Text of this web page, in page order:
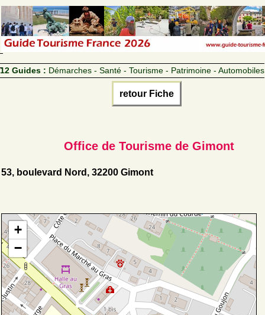
12 Guides : Démarches - Santé - Tourisme - Patrimoine - Automobiles
retour Fiche
Office de Tourisme de Gimont
53, boulevard Nord, 32200 Gimont
+
−